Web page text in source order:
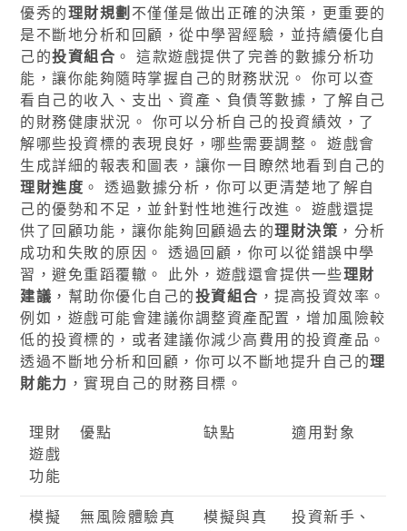
優秀的理財規劃 不僅僅是做出正確的決策，更重要的
是不斷地分析和回顧，從中學習經驗，並持續優化自
己的投資組合 。 這款遊戲提供了完善的數據分析功
能，讓你能夠隨時掌握自己的財務狀況。 你可以查
看自己的收入、支出、資產、負債等數據，了解自己
的財務健康狀況。 你可以分析自己的投資績效，了
解哪些投資標的表現良好，哪些需要調整。 遊戲會
生成詳細的報表和圖表，讓你一目瞭然地看到自己的
理財進度 。 透過數據分析，你可以更清楚地了解自
己的優勢和不足，並針對性地進行改進。 遊戲還提
供了回顧功能，讓你能夠回顧過去的理財決策 ，分析
成功和失敗的原因。 透過回顧，你可以從錯誤中學
習，避免重蹈覆轍。 此外，遊戲還會提供一些理財
建議 ，幫助你優化自己的投資組合 ，提高投資效率。
例如，遊戲可能會建議你調整資產配置，增加風險較
低的投資標的，或者建議你減少高費用的投資產品。
透過不斷地分析和回顧，你可以不斷地提升自己的理
財能力 ，實現自己的財務目標。
理財
遊戲
功能
優點 缺點 適用對象
模擬
無風險體驗真
模擬與真
投資新手、